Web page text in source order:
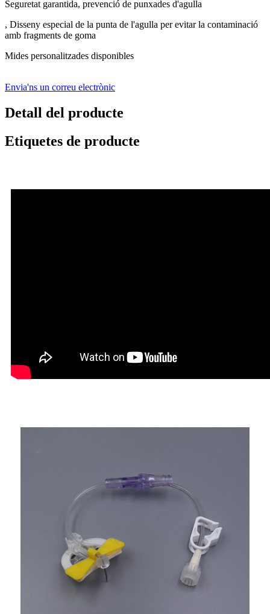
Seguretat garantida, prevenció de punxades d'agulla
, Disseny especial de la punta de l'agulla per evitar la contaminació
amb fragments de goma
Mides personalitzades disponibles
Envia'ns un correu electrònic
Detall del producte
Etiquetes de producte